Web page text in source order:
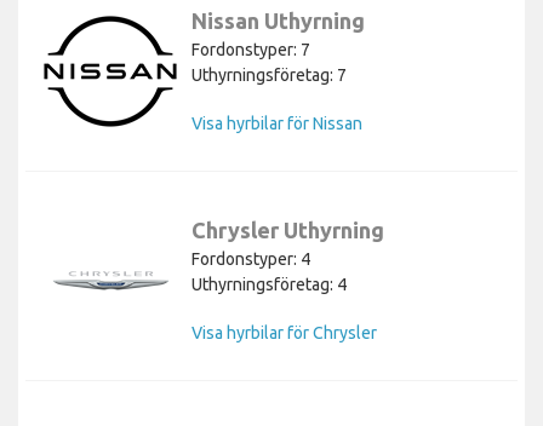
Nissan Uthyrning
Fordonstyper: 7
Uthyrningsföretag: 7
Visa hyrbilar för Nissan
Chrysler Uthyrning
Fordonstyper: 4
Uthyrningsföretag: 4
Visa hyrbilar för Chrysler